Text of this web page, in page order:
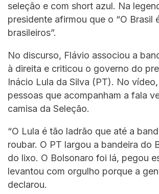
seleção e com short azul. Na
presidente afirmou que o “O Brasil
brasileiros”.
No discurso, Flávio associou a
à direita e criticou o governo do
Inácio Lula da Silva (PT). No
pessoas que acompanham a fala
camisa da Seleção.
“O Lula é tão ladrão que até a
roubar. O PT largou a bandeira do
do lixo. O Bolsonaro foi lá, pegou
levantou com orgulho porque a
declarou.